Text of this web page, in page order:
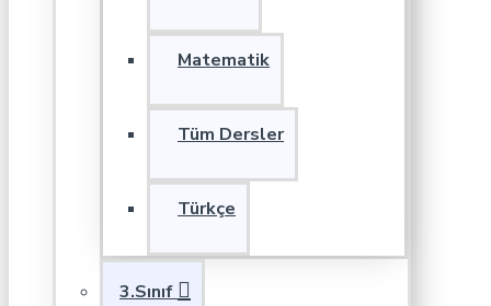
Matematik
Tüm Dersler
Türkçe
3.Sınıf